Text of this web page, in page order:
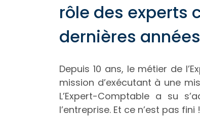
rôle des experts
dernières années
Depuis 10 ans, le métier de
mission d’exécutant à une
L’Expert-Comptable a su
l’entreprise. Et ce n’est pas fini !